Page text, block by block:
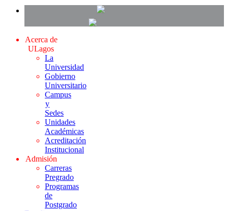
Acerca de
ULagos
La
Universidad
Gobierno
Universitario
Campus
y
Sedes
Unidades
Académicas
Acreditación
Institucional
Admisión
Carreras
Pregrado
Programas
de
Postgrado